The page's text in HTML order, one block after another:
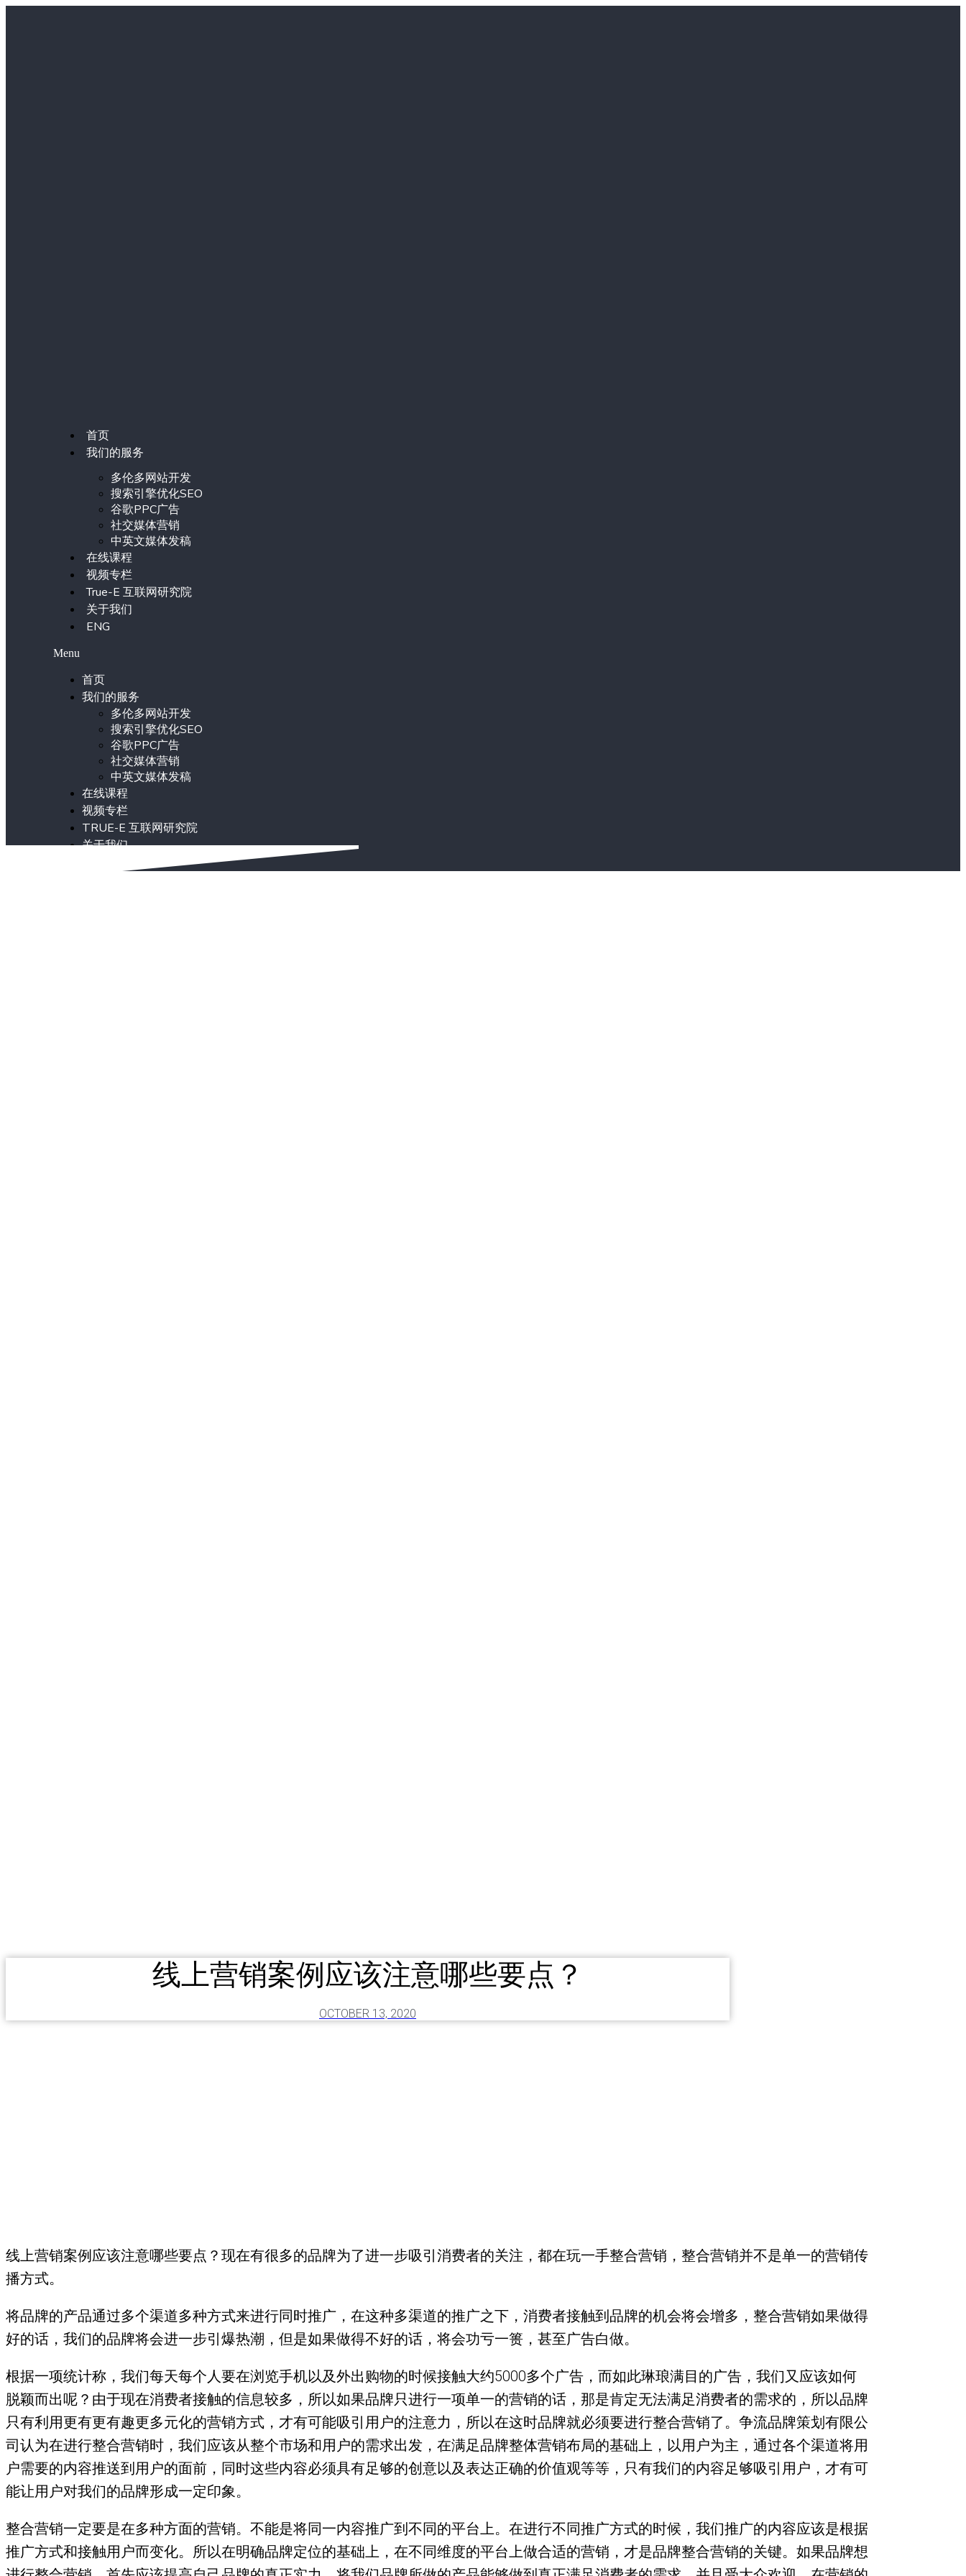
首页
我们的服务
多伦多网站开发
搜索引擎优化SEO
谷歌PPC广告
社交媒体营销
中英文媒体发稿
在线课程
视频专栏
True-E 互联网研究院
关于我们
ENG
Menu
首页
我们的服务
多伦多网站开发
搜索引擎优化SEO
谷歌PPC广告
社交媒体营销
中英文媒体发稿
在线课程
视频专栏
TRUE-E 互联网研究院
关于我们
线上营销案例应该注意哪些要点？
OCTOBER 13, 2020
线上营销案例应该注意哪些要点？现在有很多的品牌为了进一步吸引消费者的关注，都在玩一手整合营销，整合营销并不是单一的营销传
播方式。
将品牌的产品通过多个渠道多种方式来进行同时推广，在这种多渠道的推广之下，消费者接触到品牌的机会将会增多，整合营销如果做得
好的话，我们的品牌将会进一步引爆热潮，但是如果做得不好的话，将会功亏一篑，甚至广告白做。
根据一项统计称，我们每天每个人要在浏览手机以及外出购物的时候接触大约5000多个广告，而如此琳琅满目的广告，我们又应该如何
脱颖而出呢？由于现在消费者接触的信息较多，所以如果品牌只进行一项单一的营销的话，那是肯定无法满足消费者的需求的，所以品牌
只有利用更有更有趣更多元化的营销方式，才有可能吸引用户的注意力，所以在这时品牌就必须要进行整合营销了。争流品牌策划有限公
司认为在进行整合营销时，我们应该从整个市场和用户的需求出发，在满足品牌整体营销布局的基础上，以用户为主，通过各个渠道将用
户需要的内容推送到用户的面前，同时这些内容必须具有足够的创意以及表达正确的价值观等等，只有我们的内容足够吸引用户，才有可
能让用户对我们的品牌形成一定印象。
整合营销一定要是在多种方面的营销。不能是将同一内容推广到不同的平台上。在进行不同推广方式的时候，我们推广的内容应该是根据
推广方式和接触用户而变化。所以在明确品牌定位的基础上，在不同维度的平台上做合适的营销，才是品牌整合营销的关键。如果品牌想